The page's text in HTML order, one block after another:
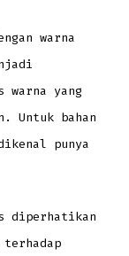
warna
warna yang
Untuk bahan
punya
diperhatikan